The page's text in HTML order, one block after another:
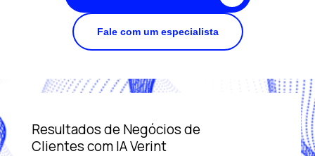
Fale com um especialista
Resultados de Negócios de
Clientes com IA Verint